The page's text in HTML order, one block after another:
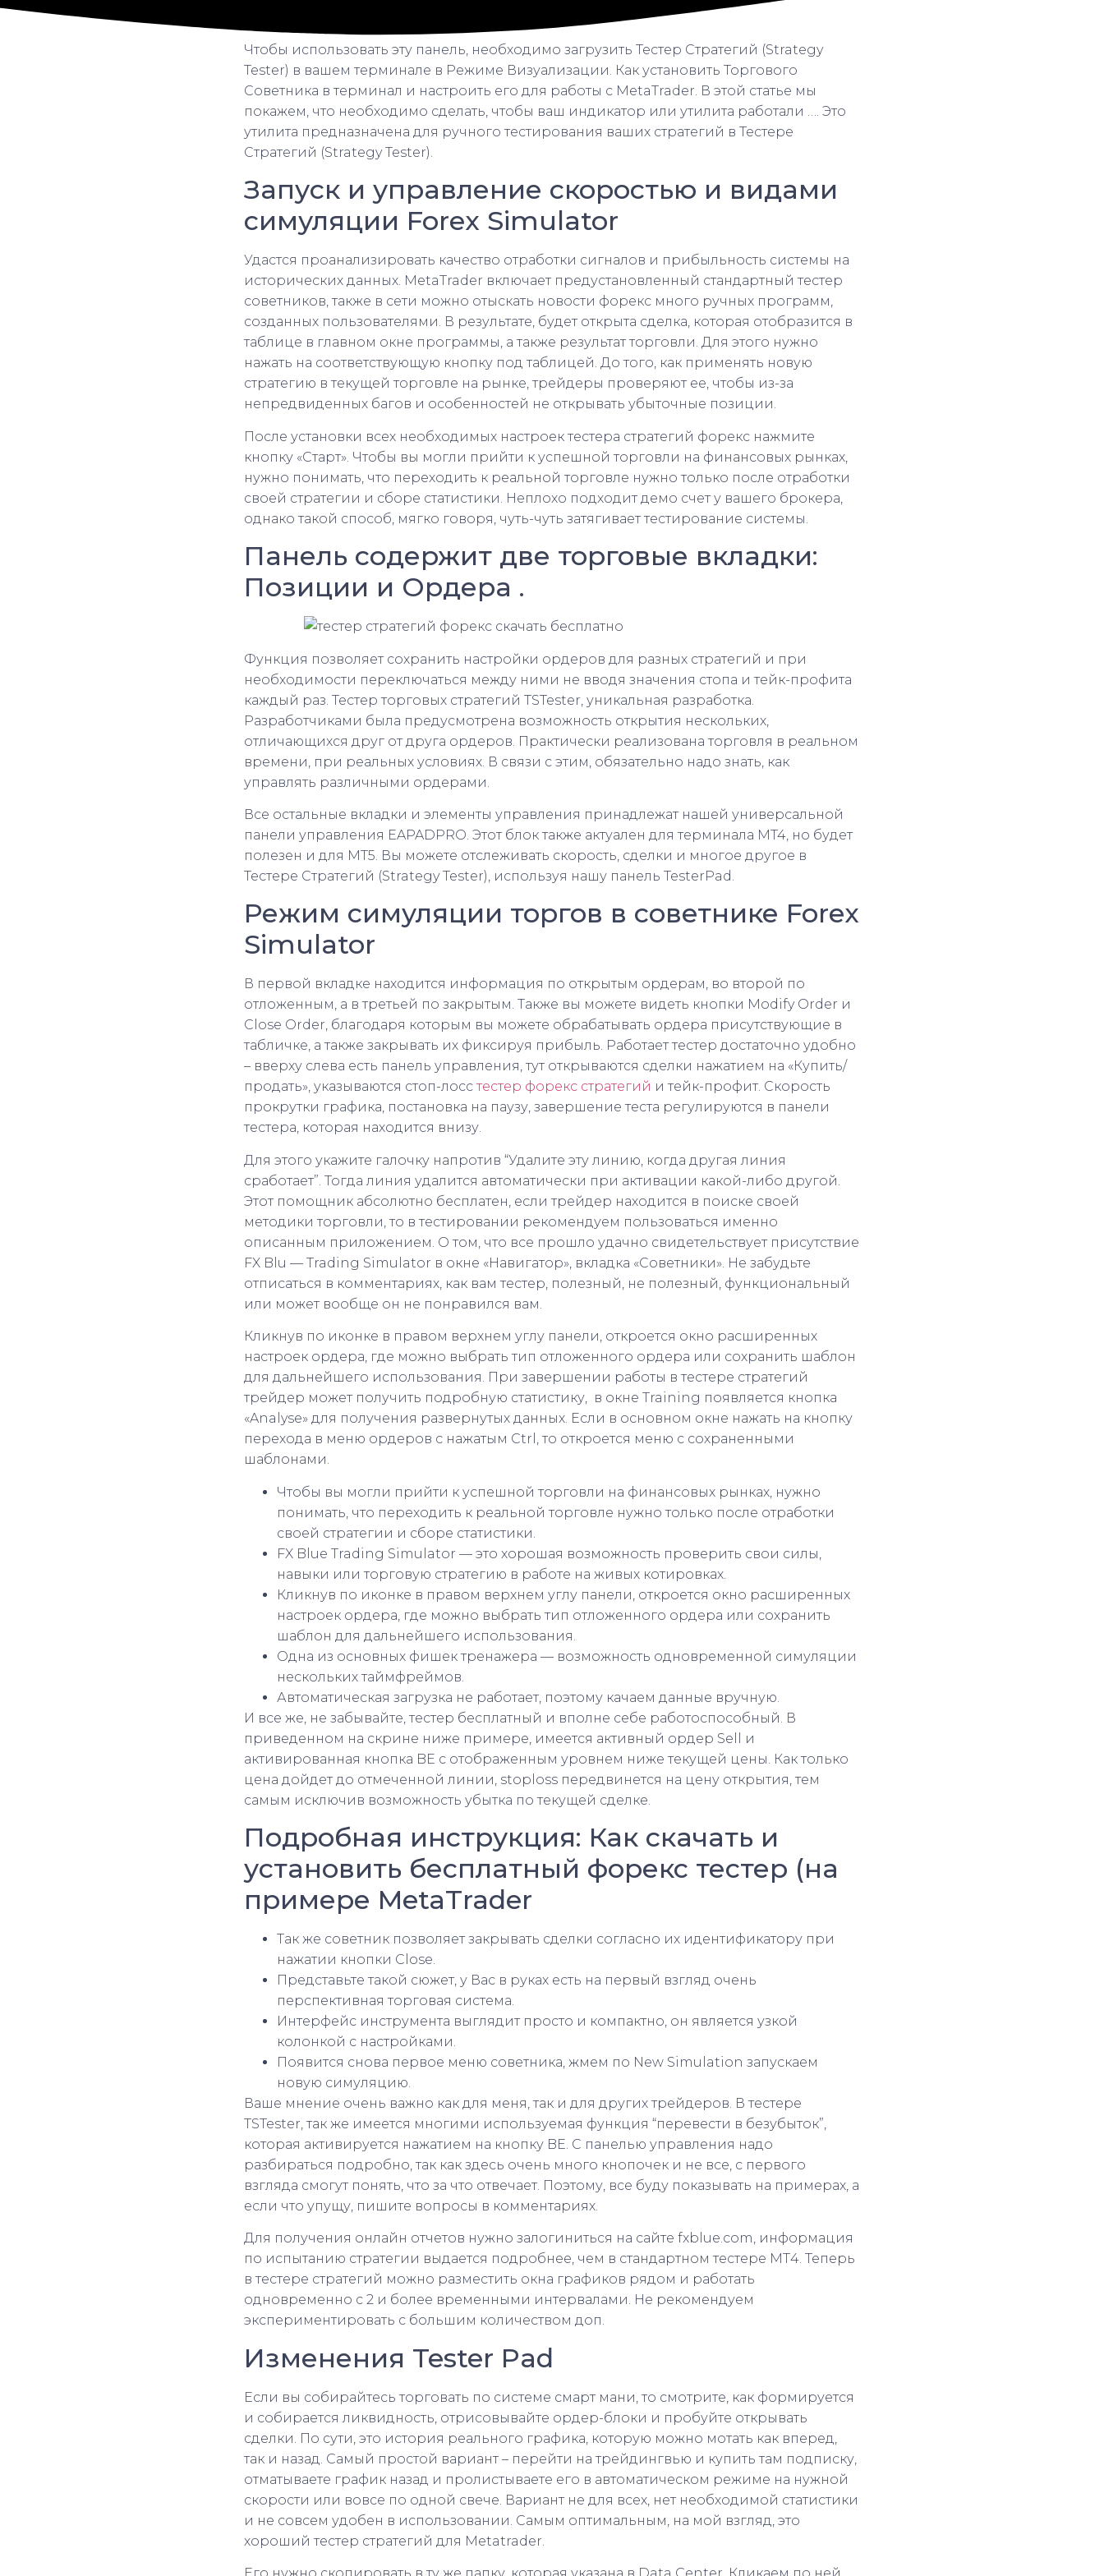
Чтобы использовать эту панель, необходимо загрузить Тестер Стратегий (Strategy
Tester) в вашем терминале в Режиме Визуализации. Как установить Торгового
Советника в терминал и настроить его для работы с MetaTrader. В этой статье мы
покажем, что необходимо сделать, чтобы ваш индикатор или утилита работали …. Это
утилита предназначена для ручного тестирования ваших стратегий в Тестере
Стратегий (Strategy Tester).
Запуск и управление скоростью и видами
симуляции Forex Simulator
Удастся проанализировать качество отработки сигналов и прибыльность системы на
исторических данных. MetaTrader включает предустановленный стандартный тестер
советников, также в сети можно отыскать новости форекс много ручных программ,
созданных пользователями. В результате, будет открыта сделка, которая отобразится в
таблице в главном окне программы, а также результат торговли. Для этого нужно
нажать на соответствующую кнопку под таблицей. До того, как применять новую
стратегию в текущей торговле на рынке, трейдеры проверяют ее, чтобы из-за
непредвиденных багов и особенностей не открывать убыточные позиции.
После установки всех необходимых настроек тестера стратегий форекс нажмите
кнопку «Старт». Чтобы вы могли прийти к успешной торговли на финансовых рынках,
нужно понимать, что переходить к реальной торговле нужно только после отработки
своей стратегии и сборе статистики. Неплохо подходит демо счет у вашего брокера,
однако такой способ, мягко говоря, чуть-чуть затягивает тестирование системы.
Панель содержит две торговые вкладки:
Позиции и Ордера .
Функция позволяет сохранить настройки ордеров для разных стратегий и при
необходимости переключаться между ними не вводя значения стопа и тейк-профита
каждый раз. Тестер торговых стратегий TSTester, уникальная разработка.
Разработчиками была предусмотрена возможность открытия нескольких,
отличающихся друг от друга ордеров. Практически реализована торговля в реальном
времени, при реальных условиях. В связи с этим, обязательно надо знать, как
управлять различными ордерами.
Все остальные вкладки и элементы управления принадлежат нашей универсальной
панели управления EAPADPRO. Этот блок также актуален для терминала MT4, но будет
полезен и для MT5. Вы можете отслеживать скорость, сделки и многое другое в
Тестере Стратегий (Strategy Tester), используя нашу панель TesterPad.
Режим симуляции торгов в советнике Forex
Simulator
В первой вкладке находится информация по открытым ордерам, во второй по
отложенным, а в третьей по закрытым. Также вы можете видеть кнопки Modify Order и
Close Order, благодаря которым вы можете обрабатывать ордера присутствующие в
табличке, а также закрывать их фиксируя прибыль. Работает тестер достаточно удобно
– вверху слева есть панель управления, тут открываются сделки нажатием на «Купить/
продать», указываются стоп-лосстестер форекс стратегий и тейк-профит. Скорость
прокрутки графика, постановка на паузу, завершение теста регулируются в панели
тестера, которая находится внизу.
Для этого укажите галочку напротив “Удалите эту линию, когда другая линия
сработает”. Тогда линия удалится автоматически при активации какой-либо другой.
Этот помощник абсолютно бесплатен, если трейдер находится в поиске своей
методики торговли, то в тестировании рекомендуем пользоваться именно
описанным приложением. О том, что все прошло удачно свидетельствует присутствие
FX Blu — Trading Simulator в окне «Навигатор», вкладка «Советники». Не забудьте
отписаться в комментариях, как вам тестер, полезный, не полезный, функциональный
или может вообще он не понравился вам.
Кликнув по иконке в правом верхнем углу панели, откроется окно расширенных
настроек ордера, где можно выбрать тип отложенного ордера или сохранить шаблон
для дальнейшего использования. При завершении работы в тестере стратегий
трейдер может получить подробную статистику, в окне Training появляется кнопка
«Analyse» для получения развернутых данных. Если в основном окне нажать на кнопку
перехода в меню ордеров с нажатым Ctrl, то откроется меню с сохраненными
шаблонами.
Чтобы вы могли прийти к успешной торговли на финансовых рынках, нужно
понимать, что переходить к реальной торговле нужно только после отработки
своей стратегии и сборе статистики.
FX Blue Trading Simulator — это хорошая возможность проверить свои силы,
навыки или торговую стратегию в работе на живых котировках.
Кликнув по иконке в правом верхнем углу панели, откроется окно расширенных
настроек ордера, где можно выбрать тип отложенного ордера или сохранить
шаблон для дальнейшего использования.
Одна из основных фишек тренажера — возможность одновременной симуляции
нескольких таймфреймов.
Автоматическая загрузка не работает, поэтому качаем данные вручную.
И все же, не забывайте, тестер бесплатный и вполне себе работоспособный. В
приведенном на скрине ниже примере, имеется активный ордер Sell и
активированная кнопка BE с отображенным уровнем ниже текущей цены. Как только
цена дойдет до отмеченной линии, stoploss передвинется на цену открытия, тем
самым исключив возможность убытка по текущей сделке.
Подробная инструкция: Как скачать и
установить бесплатный форекс тестер (на
примере MetaTrader
Так же советник позволяет закрывать сделки согласно их идентификатору при
нажатии кнопки Close.
Представьте такой сюжет, у Вас в руках есть на первый взгляд очень
перспективная торговая система.
Интерфейс инструмента выглядит просто и компактно, он является узкой
колонкой с настройками.
Появится снова первое меню советника, жмем по New Simulation запускаем
новую симуляцию.
Ваше мнение очень важно как для меня, так и для других трейдеров. В тестере
TSTester, так же имеется многими используемая функция “перевести в безубыток”,
которая активируется нажатием на кнопку BE. С панелью управления надо
разбираться подробно, так как здесь очень много кнопочек и не все, с первого
взгляда смогут понять, что за что отвечает. Поэтому, все буду показывать на примерах, а
если что упущу, пишите вопросы в комментариях.
Для получения онлайн отчетов нужно залогиниться на сайте fxblue.com, информация
по испытанию стратегии выдается подробнее, чем в стандартном тестере МТ4. Теперь
в тестере стратегий можно разместить окна графиков рядом и работать
одновременно с 2 и более временными интервалами. Не рекомендуем
экспериментировать с большим количеством доп.
Изменения Tester Pad
Если вы собирайтесь торговать по системе смарт мани, то смотрите, как формируется
и собирается ликвидность, отрисовывайте ордер-блоки и пробуйте открывать
сделки. По сути, это история реального графика, которую можно мотать как вперед,
так и назад. Самый простой вариант – перейти на трейдингвью и купить там подписку,
отматываете график назад и пролистываете его в автоматическом режиме на нужной
скорости или вовсе по одной свече. Вариант не для всех, нет необходимой статистики
и не совсем удобен в использовании. Самым оптимальным, на мой взгляд, это
хороший тестер стратегий для Metatrader.